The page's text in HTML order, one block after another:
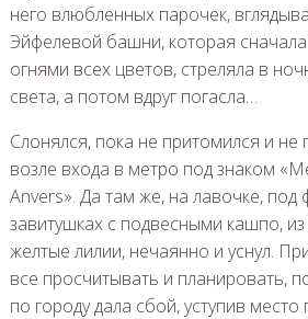
него влюбленных парочек,
Эйфелевой башни, которая
огнями всех цветов, стреляла в
света, а потом вдруг погасла…
Слонялся, пока не притомился и не
возле входа в метро под знаком
Anvers». Да там же, на лавочке, под
завитушках с подвесными кашпо,
желтые лилии, нечаянно и уснул.
все просчитывать и планировать,
по городу дала сбой, уступив